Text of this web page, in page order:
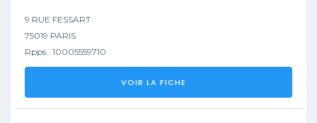
9 RUE FESSART
75019 PARIS
Rpps : 10005559710
VOIR LA FICHE